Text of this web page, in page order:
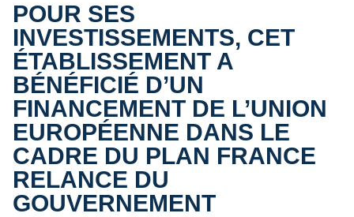
En savoir plus
POUR SES
INVESTISSEMENTS, CET
ÉTABLISSEMENT A
BÉNÉFICIÉ D’UN
FINANCEMENT DE L’UNION
EUROPÉENNE DANS LE
CADRE DU PLAN FRANCE
RELANCE DU
GOUVERNEMENT